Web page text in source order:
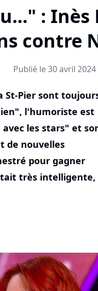
: Inès
contre
Publié le 30 avril 2024
St-Pier sont
l'humoriste est
les stars" et
de nouvelles
pour gagner
très intelligente,